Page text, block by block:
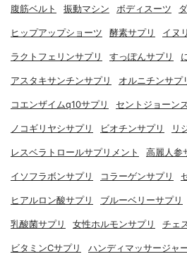
腹筋ベルト 振動マシン ボディスーツ
ヒップアップショーツ 酵素サプリ イヌ
ラクトフェリンサプリ すっぽんサプリ
アスタキサンチンサプリ オルニチンサプ
コエンザイムq10サプリ セントジョーン
ノコギリヤシサプリ ビオチンサプリ リ
レスベラトロールサプリメント 高麗人参
イソフラボンサプリ コラーゲンサプリ
ヒアルロン酸サプリ ブルーベリーサプリ
乳酸菌サプリ 女性ホルモンサプリ チェ
ビタミンCサプリ ハンディマッサージャ